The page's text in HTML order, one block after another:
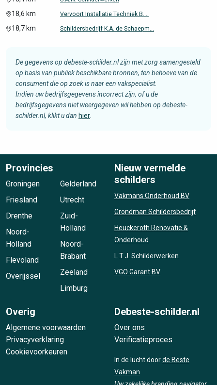
18,6 km Vervoort Installatie Techniek B....
18,7 km Schildersbedrijf K.A. de Schaepm...
De gegevens op debeste-schilder.nl zijn met zorg samengesteld
op basis van publiek beschikbare bronnen, ten behoeve van de
consument die op zoek is naar een vakspecialist.
Indien uw bedrijfsgegevens incorrect zijn, of u de
bedrijfsgegevens niet weergegeven wil hebben op debeste-
schilder.nl, klikt u dan hier
Provincies
Groningen
Friesland
Drenthe
Noord-
Holland
Flevoland
Overijssel
Gelderland
Utrecht
Zuid-
Holland
Noord-
Brabant
Zeeland
Limburg
Nieuw vermelde
schilders
Vakmans Onderhoud BV
Grondman Schildersbedrijf
Heuckeroth Renovatie &
Onderhoud
L.T.J. Schilderwerken
VGO Garant BV
Overig
Algemene voorwaarden
Privacyverklaring
Cookievoorkeuren
Debeste-schilder.nl
Over ons
Verificatieproces
In de lucht doorde Beste
Vakman